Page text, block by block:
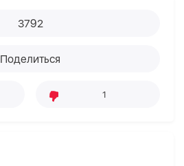
3792
Поделиться
1